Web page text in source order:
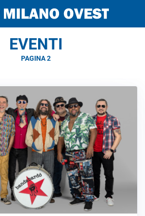
EVENTI
PAGINA 2